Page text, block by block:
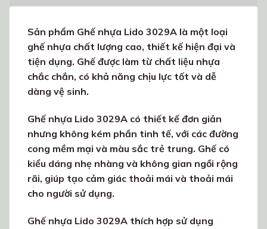
Sản phẩm Ghế nhựa Lido 3029A là một loại
ghế nhựa chất lượng cao, thiết kế hiện đại và
tiện dụng. Ghế được làm từ chất liệu nhựa
chắc chắn, có khả năng chịu lực tốt và dễ
dàng vệ sinh.
Ghế nhựa Lido 3029A có thiết kế đơn giản
nhưng không kém phần tinh tế, với các đường
cong mềm mại và màu sắc trẻ trung. Ghế có
kiểu dáng nhẹ nhàng và không gian ngồi rộng
rãi, giúp tạo cảm giác thoải mái và thoải mái
cho người sử dụng.
Ghế nhựa Lido 3029A thích hợp sử dụng